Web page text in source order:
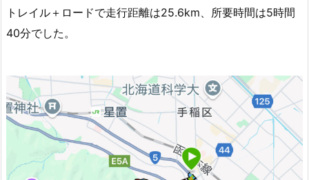
トレイル＋ロードで走行距離は25.6km、所要時間は5時間
40分でした。